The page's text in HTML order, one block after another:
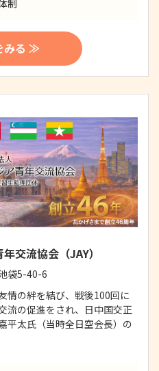
制
みる ≫
交流協会（JAY）
袋5-40-6
情の絆を結び、戦後100回に
流の促進をされ、日中国交正
平太氏（当時全日空会長）の